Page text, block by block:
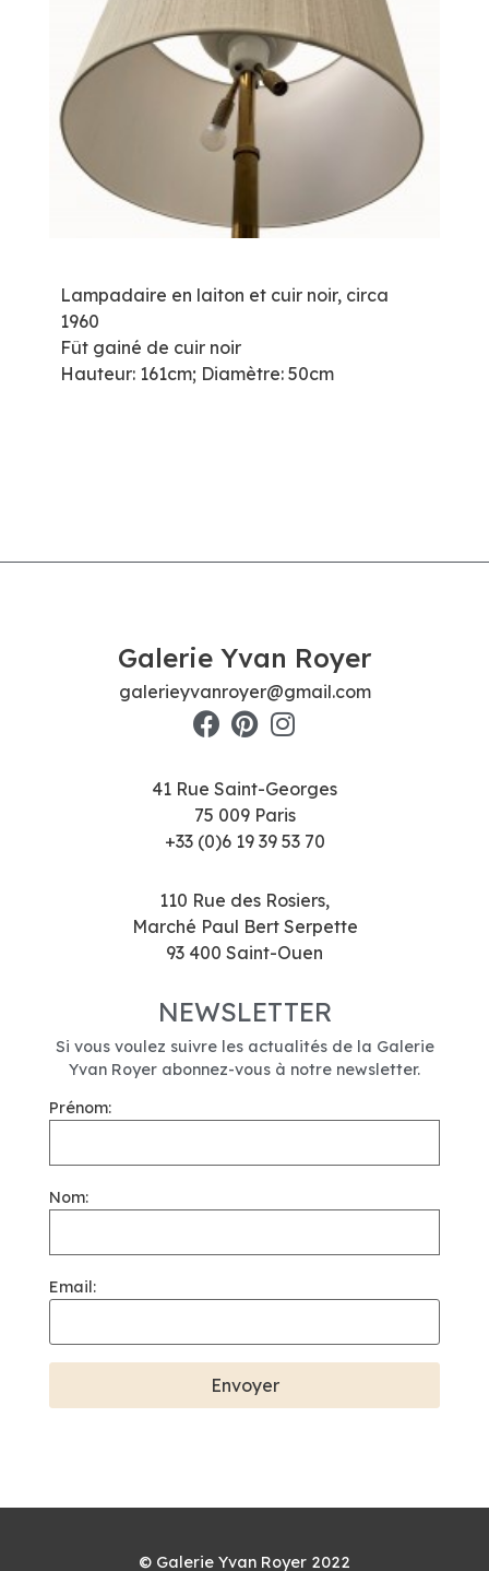
Lampadaire en laiton et cuir noir, circa
1960
Fût gainé de cuir noir
Hauteur: 161cm; Diamètre: 50cm
Galerie Yvan Royer
galerieyvanroyer@gmail.com
41 Rue Saint-Georges
75 009 Paris
+33 (0)6 19 39 53 70
110 Rue des Rosiers,
Marché Paul Bert Serpette
93 400 Saint-Ouen
NEWSLETTER
Si vous voulez suivre les actualités de la Galerie
Yvan Royer abonnez-vous à notre newsletter.
Prénom:
Nom:
Email:
© Galerie Yvan Royer 2022